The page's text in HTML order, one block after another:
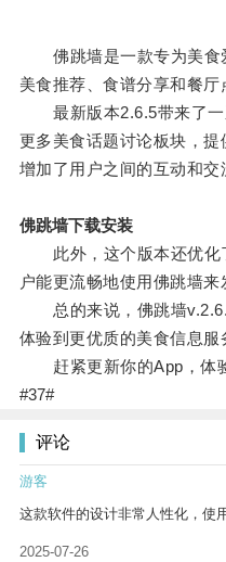
佛跳墙是一款专为美食
美食推荐、食谱分享和餐厅
最新版本2.6.5带来了一
更多美食话题讨论板块，
增加了用户之间的互动和交
佛跳墙下载安装
此外，这个版本还优化
户能更流畅地使用佛跳墙来
总的来说，佛跳墙
体验到更优质的美食信息服
赶紧更新你的App，体验
#37#
评论
游客
这款软件的设计非常人性化，使
2025-07-26